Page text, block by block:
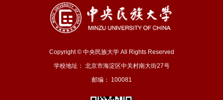
Copyright © 中央民族大学 All Rights Reserved
学校地址： 北京市海淀区中关村南大街27号
邮编： 100081